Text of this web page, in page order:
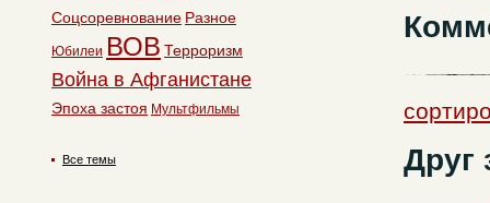
Друг
Соцсоревнование Разное
Юбилеи ВОВ Терроризм
Война в Афганистане
Эпоха застоя Мультфильмы
Все темы